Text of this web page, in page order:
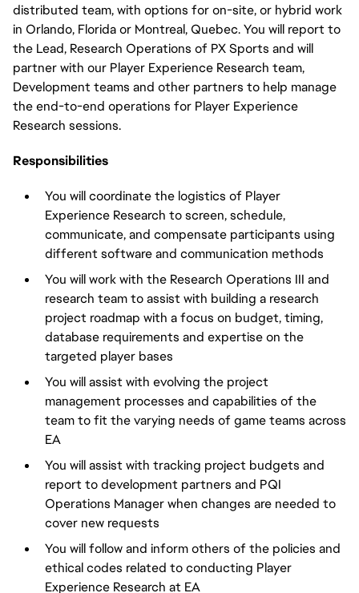
distributed team, with options for on-site, or hybrid work
in Orlando, Florida or Montreal, Quebec. You will report to
the Lead, Research Operations of PX Sports and will
partner with our Player Experience Research team,
Development teams and other partners to help manage
the end-to-end operations for Player Experience
Research sessions.
Responsibilities
You will coordinate the logistics of Player
Experience Research to screen, schedule,
communicate, and compensate participants using
different software and communication methods
You will work with the Research Operations III and
research team to assist with building a research
project roadmap with a focus on budget, timing,
database requirements and expertise on the
targeted player bases
You will assist with evolving the project
management processes and capabilities of the
team to fit the varying needs of game teams across
EA
You will assist with tracking project budgets and
report to development partners and PQI
Operations Manager when changes are needed to
cover new requests
You will follow and inform others of the policies and
ethical codes related to conducting Player
Experience Research at EA